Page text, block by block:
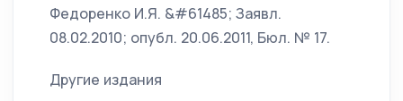
Федоренко И.Я. &#61485; Заявл.
08.02.2010; опубл. 20.06.2011, Бюл. № 17.
Другие издания